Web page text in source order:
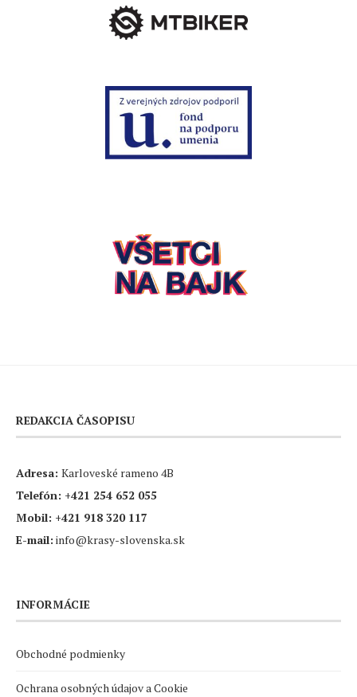
REDAKCIA ČASOPISU
Adresa: Karloveské rameno 4B
Telefón: +421 254 652 055
Mobil: +421 918 320 117
E-mail: info@krasy-slovenska.sk
INFORMÁCIE
Obchodné podmienky
Ochrana osobných údajov a Cookie